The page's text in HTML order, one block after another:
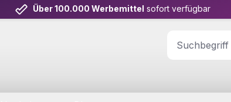
Über 100.000 Werbemittel sofort verfügbar